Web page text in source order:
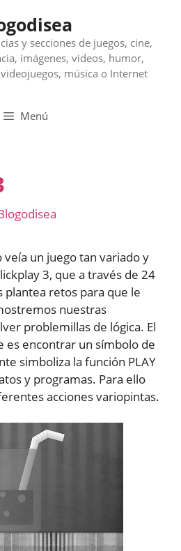
y secciones de juegos, cine,
imágenes, videos, humor,
música o Internet
Menú
un juego tan variado y
3, que a través de 24
plantea retos para que le
nuestras
problemillas de lógica. El
es encontrar un símbolo de
simboliza la función PLAY
y programas. Para ello
acciones variopintas.